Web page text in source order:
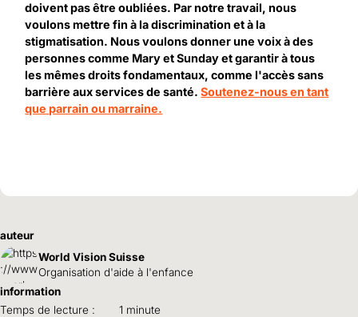
doivent pas être oubliées. Par notre travail, nous
voulons mettre fin à la discrimination et à la
stigmatisation. Nous voulons donner une voix à des
personnes comme Mary et Sunday et garantir à tous
les mêmes droits fondamentaux, comme l'accès sans
barrière aux services de santé.Soutenez-nous en tant
que parrain ou marraine.
auteur
World Vision Suisse
Organisation d'aide à l'enfance
information
Temps de lecture :
1 minute